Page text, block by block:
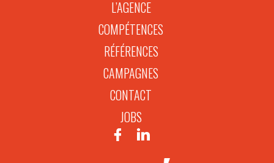
L’AGENCE
COMPÉTENCES
RÉFÉRENCES
CAMPAGNES
CONTACT
JOBS